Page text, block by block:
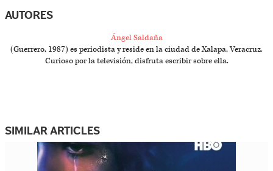
AUTORES
Ángel Saldaña
(Guerrero, 1987) es periodista y reside en la ciudad de Xalapa, Veracruz.
Curioso por la televisión, disfruta escribir sobre ella.
SIMILAR ARTICLES